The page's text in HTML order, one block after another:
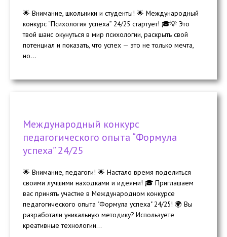
🌟 Внимание, школьники и студенты! 🌟 Международный
конкурс “Психология успеха” 24/25 стартует! 🎓💡 Это
твой шанс окунуться в мир психологии, раскрыть свой
потенциал и показать, что успех — это не только мечта,
но...
Международный конкурс
педагогического опыта “Формула
успеха” 24/25
🌟 Внимание, педагоги! 🌟 Настало время поделиться
своими лучшими находками и идеями! 🎓 Приглашаем
вас принять участие в Международном конкурсе
педагогического опыта "Формула успеха" 24/25! 🌍 Вы
разработали уникальную методику? Используете
креативные технологии...